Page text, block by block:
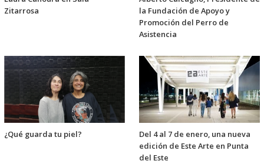
Zitarrosa
la Fundación de Apoyo y
Promoción del Perro de
Asistencia
¿Qué guarda tu piel?
Del 4 al 7 de enero, una nueva
edición de Este Arte en Punta
del Este